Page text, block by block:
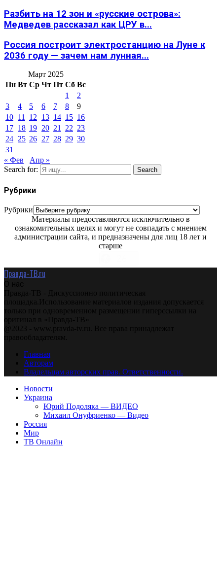
Разбить на 12 зон и «русские острова»:
Медведев рассказал как ЦРУ в...
Россия построит электростанцию на Луне к
2036 году — зачем нам лунная...
Март 2025
Пн Вт Ср Чт Пт Сб Вс
1
2
3
4 5 6 7 8
9
10 11 12 13 14 15 16
17 18 19 20 21 22 23
24 25 26 27 28 29 30
31
« Фев
Апр »
Search for:
Search
Рубрики
Рубрики
Материалы предоставляются исключительно в
ознакомительных целях и могут не совпадать с мнением
администрации сайта, и предназначены для лиц 18 лет и
старше
Правда-ТВ.ru
О нас
Правда-ТВ - Дискуссионно политическая
площадка.Использование материалов издания допускается
только при одновременном размещении гиперссылки на
оригинал в «Правда-ТВ»
@2023 - www.pravda-tv.ru. Все права принадлежат
правообладателям.
Главная
Авторам
Владельцам авторских прав. Ответственности.
Новости
Украина
Юрий Подоляка — ВИДЕО
Михаил Онуфриенко — Видео
Россия
Мир
ТВ Онлайн